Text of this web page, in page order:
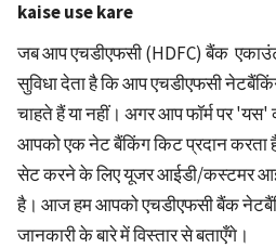
kaise use kare
जब आप एचडीएफसी (HDFC) बैंक
सुविधा देता है कि आप एचडीएफसी
चाहते हैं या नहीं। अगर आप फॉर्म पर
आपको एक नेट बैंकिंग किट प्रदान करता
सेट करने के लिए यूजर आईडी/कस्टमर
है। आज हम आपको एचडीएफसी बैंक
जानकारी के बारे में विस्तार से बताएँगे।